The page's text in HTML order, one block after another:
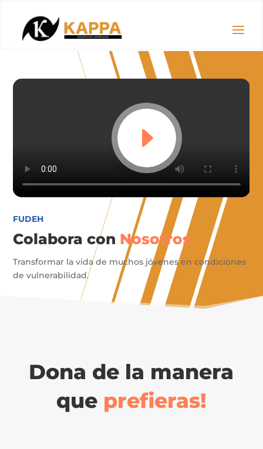
FUDEH
Colabora con Nosotros
Transformar la vida de muchos jóvenes en condiciones
de vulnerabilidad.
Dona de la manera
que prefieras!